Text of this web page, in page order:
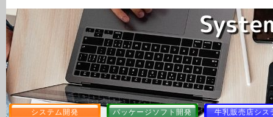
システム開発 パッケージソフト開発 牛乳販売店シス